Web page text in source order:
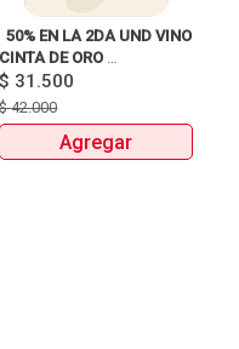
  50% EN LA 2DA UND VINO
CINTA DE ORO
$ 31.500
$42.000
Agregar